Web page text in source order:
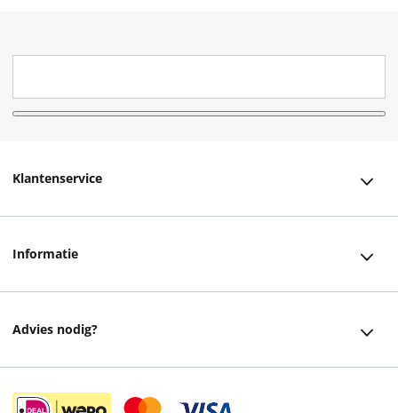
Klantenservice
Retourneren
Informatie
Advies nodig?